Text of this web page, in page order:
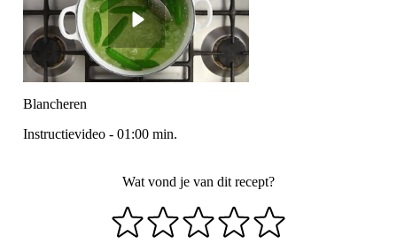
Blancheren
Instructievideo - 01:00 min.
Wat vond je van dit recept?